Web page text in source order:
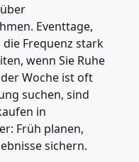
Eventtage,
Frequenz stark
wenn Sie Ruhe
Woche ist oft
suchen, sind
in
Früh planen,
sichern.